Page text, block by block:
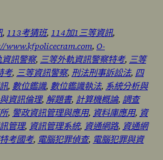
, 113考猜班, 114加1三等資訊
www.kfpolicecram.com, O-
訊警察, 三等外軌資訊警察特考, 三等
考, 三等資訊警察, 刑法刑事訴訟法, 四
, 數位鑑識, 數位鑑識執法, 系統分析與
資訊倫理, 解題書, 計算機概論, 調查
, 警政資訊管理與應用, 資料庫應用, 資
管理, 資訊管理系統, 資通網路, 資通網
考國考, 電腦犯罪偵查, 電腦犯罪與資